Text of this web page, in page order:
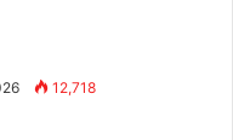
12,718